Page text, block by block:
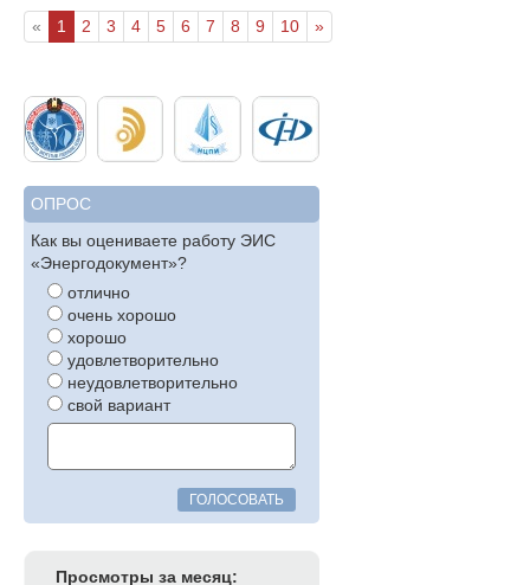
« 1 2 3 4 5 6 7 8 9 10 »
ОПРОС
Как вы оцениваете работу ЭИС
«Энергодокумент»?
отлично
очень хорошо
хорошо
удовлетворительно
неудовлетворительно
свой вариант
ГОЛОСОВАТЬ
Просмотры за месяц: